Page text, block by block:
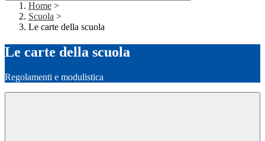
Home >
Scuola >
Le carte della scuola
Le carte della scuola
Regolamenti e modulistica